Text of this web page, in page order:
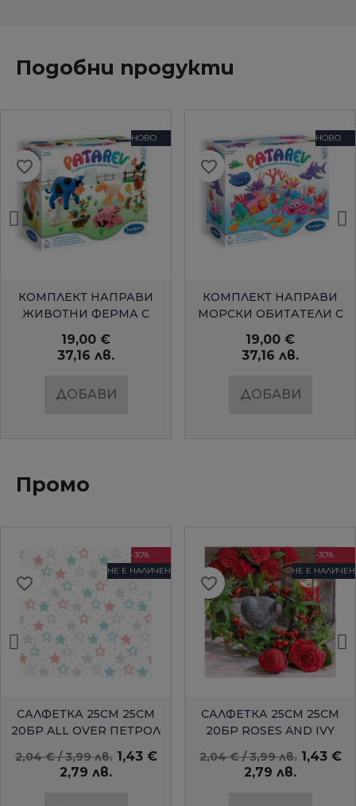
Подобни продукти
БЪРЗ ПРЕГЛЕД
НОВО
КОМПЛЕКТ НАПРАВИ
ЖИВОТНИ ФЕРМА С
19,00 €
37,16 лв.
ДОБАВИ
favorite_border
БЪРЗ ПРЕГЛЕД
НОВО
КОМПЛЕКТ НАПРАВИ
МОРСКИ ОБИТАТЕЛИ С
19,00 €
37,16 лв.
ДОБАВИ
favorite_border
Промо
БЪРЗ ПРЕГЛЕД
-30%
НЕ Е НАЛИЧЕН
САЛФЕТКА 25СМ 25СМ
20БР ALL OVER ПЕТРОЛ
2,04 € / 3,99 лв. 1,43 €
2,79 лв.
favorite_border
БЪРЗ ПРЕГЛЕД
-30%
НЕ Е НАЛИЧЕН
САЛФЕТКА 25СМ 25СМ
20БР ROSES AND IVY
AMBIENTE
2,04 € / 3,99 лв. 1,43 €
2,79 лв.
favorite_border